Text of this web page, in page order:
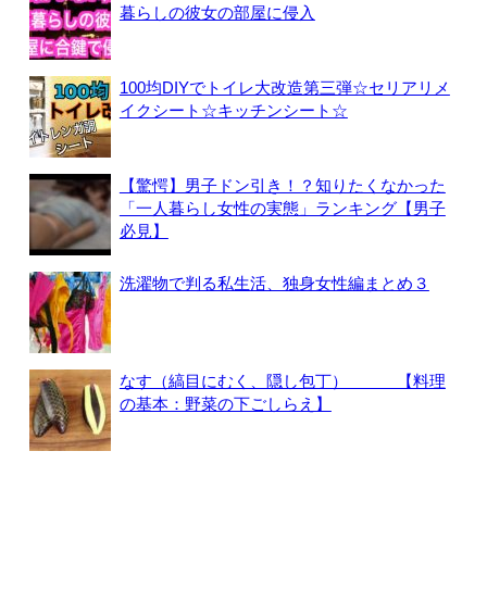
暮らしの彼女の部屋に侵入
100均DIYでトイレ大改造第三弾☆セリアリメ
イクシート☆キッチンシート☆
【驚愕】男子ドン引き！？知りたくなかった
「一人暮らし女性の実態」ランキング【男子
必見】
洗濯物で判る私生活、独身女性編まとめ３
なす（縞目にむく、隠し包丁） 【料理
の基本：野菜の下ごしらえ】